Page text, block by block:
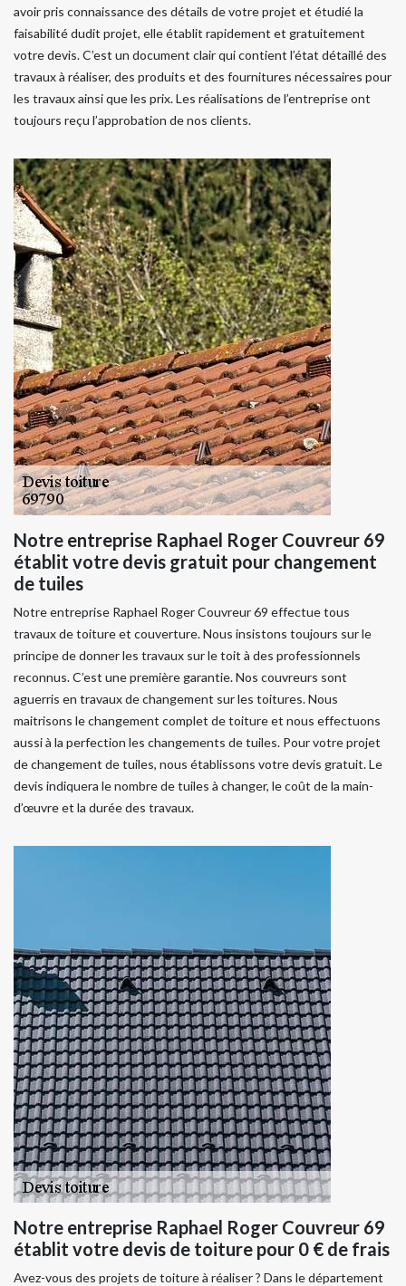
avoir pris connaissance des détails de votre projet et étudié la
faisabilité dudit projet, elle établit rapidement et gratuitement
votre devis. C’est un document clair qui contient l’état détaillé des
travaux à réaliser, des produits et des fournitures nécessaires pour
les travaux ainsi que les prix. Les réalisations de l’entreprise ont
toujours reçu l’approbation de nos clients.
Notre entreprise Raphael Roger Couvreur 69
établit votre devis gratuit pour changement
de tuiles
Notre entreprise Raphael Roger Couvreur 69 effectue tous
travaux de toiture et couverture. Nous insistons toujours sur le
principe de donner les travaux sur le toit à des professionnels
reconnus. C’est une première garantie. Nos couvreurs sont
aguerris en travaux de changement sur les toitures. Nous
maitrisons le changement complet de toiture et nous effectuons
aussi à la perfection les changements de tuiles. Pour votre projet
de changement de tuiles, nous établissons votre devis gratuit. Le
devis indiquera le nombre de tuiles à changer, le coût de la main-
d’œuvre et la durée des travaux.
Notre entreprise Raphael Roger Couvreur 69
établit votre devis de toiture pour 0 € de frais
Avez-vous des projets de toiture à réaliser ? Dans le département